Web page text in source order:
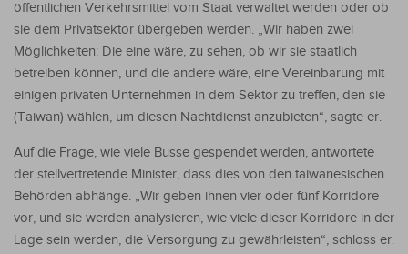
öffentlichen Verkehrsmittel vom Staat verwaltet werden oder ob
sie dem Privatsektor übergeben werden. „Wir haben zwei
Möglichkeiten: Die eine wäre, zu sehen, ob wir sie staatlich
betreiben können, und die andere wäre, eine Vereinbarung mit
einigen privaten Unternehmen in dem Sektor zu treffen, den sie
(Taiwan) wählen, um diesen Nachtdienst anzubieten“, sagte er.
Auf die Frage, wie viele Busse gespendet werden, antwortete
der stellvertretende Minister, dass dies von den taiwanesischen
Behörden abhänge. „Wir geben ihnen vier oder fünf Korridore
vor, und sie werden analysieren, wie viele dieser Korridore in der
Lage sein werden, die Versorgung zu gewährleisten“, schloss er.